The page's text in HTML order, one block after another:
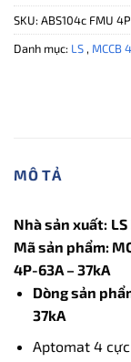
SKU: ABS104c FMU
Danh mục: LS , MCCB
MÔ TẢ
Nhà sản xuất:
Mã sản phẩm:
4P-63A – 37kA
Dòng sản
37kA
Aptomat 4 cực